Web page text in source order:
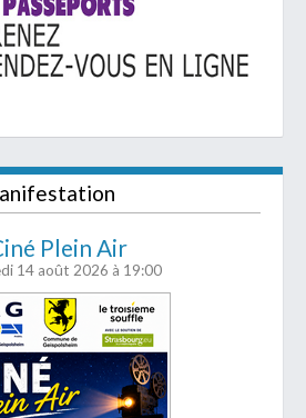
Plein Air
14 août 2026 à 19:00